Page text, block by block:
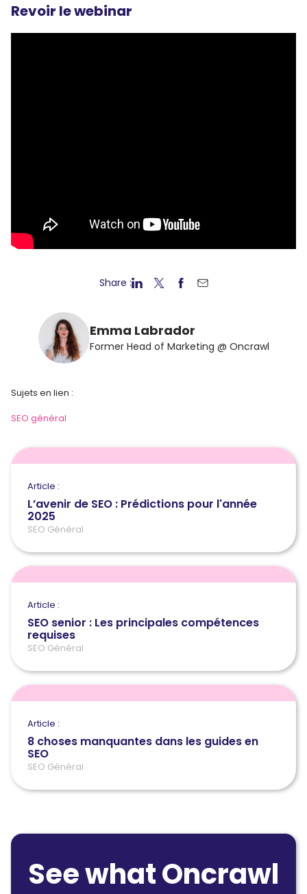
Revoir le webinar
Share :
Emma Labrador
Former Head of Marketing @ Oncrawl
Sujets en lien :
SEO général
Article :
L’avenir de SEO : Prédictions pour l'année
2025
SEO Général
Article :
SEO senior : Les principales compétences
requises
SEO Général
Article :
8 choses manquantes dans les guides en
SEO
SEO Général
See what Oncrawl